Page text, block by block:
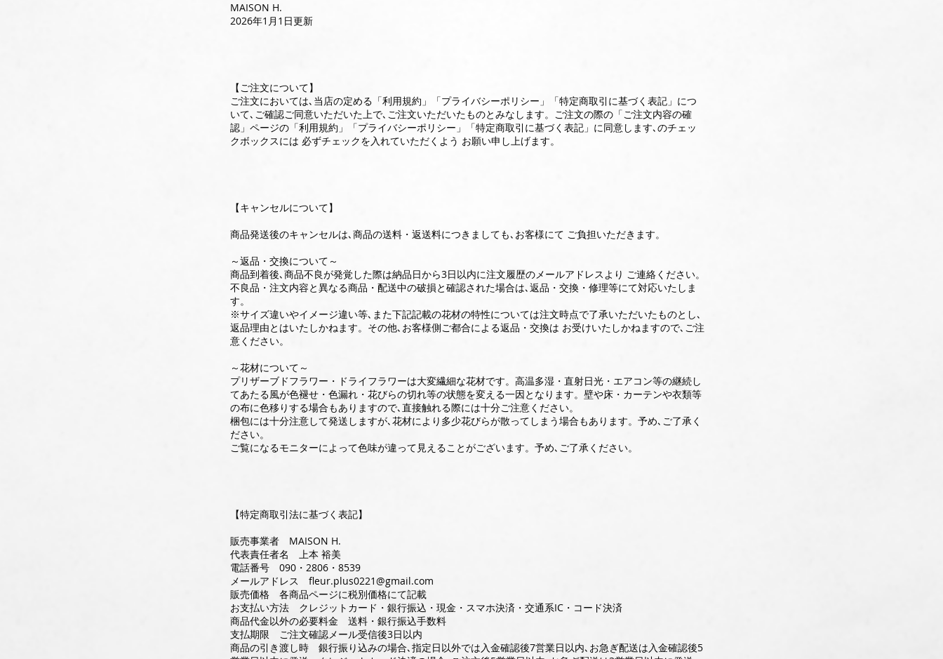
MAISON H.
2026年1月1日更新
【ご注文について】
ご注文においては､当店の定める「利用規約」「プライバシーポリシー」「特定商取引に基づく表記」につ
いて､ご確認ご同意いただいた上で､ご注文いただいたものとみなします。ご注文の際の「ご注文内容の確
認」ページの「利用規約」「プライバシーポリシー」「特定商取引に基づく表記」に同意します､のチェッ
クボックスには 必ずチェックを入れていただくよう お願い申し上げます。
【キャンセルについて】
商品発送後のキャンセルは､商品の送料・返送料につきましても､お客様にて ご負担いただきます。
～返品・交換について～
商品到着後､商品不良が発覚した際は納品日から3日以内に注文履歴のメールアドレスより ご連絡ください。
不良品・注文内容と異なる商品・配送中の破損と確認された場合は､返品・交換・修理等にて対応いたしま
す。
※サイズ違いやイメージ違い等､また下記記載の花材の特性については注文時点で了承いただいたものとし､
返品理由とはいたしかねます。その他､お客様側ご都合による返品・交換は お受けいたしかねますので､ご注
意ください。
～花材について～
プリザーブドフラワー・ドライフラワーは大変繊細な花材です。高温多湿・直射日光・エアコン等の継続し
てあたる風が色褪せ・色漏れ・花びらの切れ等の状態を変える一因となります。壁や床・カーテンや衣類等
の布に色移りする場合もありますので､直接触れる際には十分ご注意ください。
梱包には十分注意して発送しますが､花材により多少花びらが散ってしまう場合もあります。予め､ご了承く
ださい。
ご覧になるモニターによって色味が違って見えることがございます。予め､ご了承ください。
【特定商取引法に基づく表記】
販売事業者 MAISON H.
代表責任者名 上本 裕美
電話番号 090・2806・8539
メールアドレス fleur.plus0221@gmail.com
販売価格 各商品ページに税別価格にて記載
お支払い方法 クレジットカード・銀行振込・現金・スマホ決済・交通系IC・コード決済
商品代金以外の必要料金 送料・銀行振込手数料
支払期限 ご注文確認メール受信後3日以内
商品の引き渡し時 銀行振り込みの場合､指定日以外では入金確認後7営業日以内､お急ぎ配送は入金確認後5